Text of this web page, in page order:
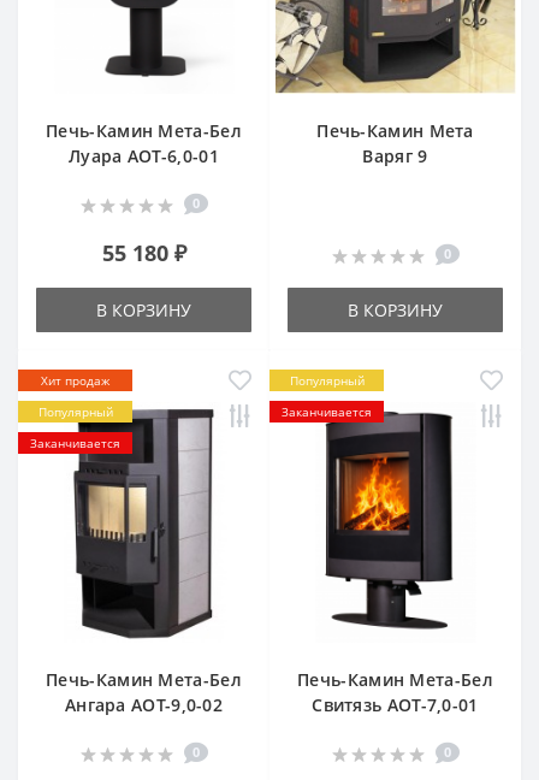
Печь-Камин Мета-Бел
Луара АОТ-6,0-01
0
55 180 ₽
В КОРЗИНУ
Печь-Камин Мета
Варяг 9
0
В КОРЗИНУ
Хит продаж
Популярный
Заканчивается
Печь-Камин Мета-Бел
Ангара АОТ-9,0-02
0
Популярный
Заканчивается
Печь-Камин Мета-Бел
Свитязь АОТ-7,0-01
0